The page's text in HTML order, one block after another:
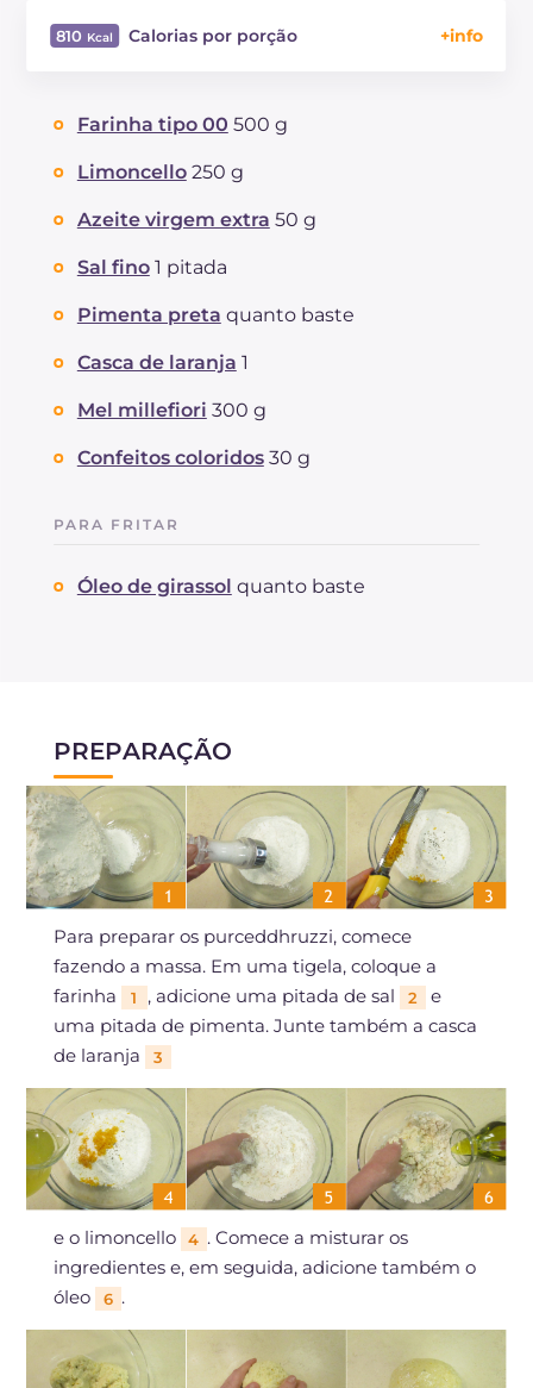
810 Calorias por porção
dos quais açúcares
Proteína
das quais gorduras saturadas
Fibra
Farinha tipo 00 500 g
Limoncello 250 g
Azeite virgem extra 50 g
Sal fino 1 pitada
Pimenta preta quanto baste
Casca de laranja 1
Mel millefiori 300 g
Confeitos coloridos 30 g
PARA FRITAR
Óleo de girassol quanto baste
PREPARAÇÃO
Para preparar os purceddhruzzi, comece
fazendo a massa. Em uma tigela, coloque a
farinha
1 , adicione uma pitada de sal 2
e
uma pitada de pimenta. Junte também a casca
de laranja
3
e o limoncello 4 . Comece a misturar os
ingredientes e, em seguida, adicione também o
óleo
6 .